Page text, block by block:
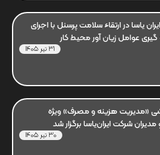
یاسا در ارتقاء سلامت پرسنل با اجرای
گیری عوامل زیان آور محیط کار
31 تیر 1405
«مدیریت هزینه و مصرف» ویژه
شرکت ایران‌یاسا برگزار شد
30 تیر 1405